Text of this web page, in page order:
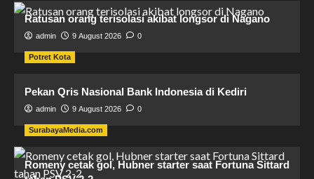
Ratusan orang terisolasi akibat longsor di Nagano
admin 9 August 2026 0
Potret Kota
Pekan Qris Nasional Bank Indonesia di Kediri
admin 9 August 2026 0
SurabayaMedia.com
Romeny cetak gol, Hubner starter saat Fortuna Sittard